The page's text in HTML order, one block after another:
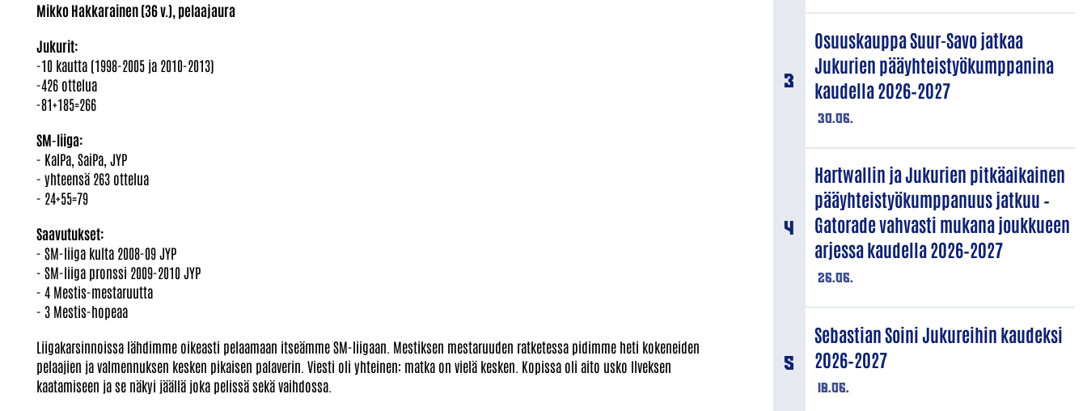
Mikko Hakkarainen (36 v.), pelaajaura
Jukurit:
-10 kautta (1998-2005 ja 2010-2013)
-426 ottelua
-81+185=266
SM-liiga:
- KalPa, SaiPa, JYP
- yhteensä 263 ottelua
- 24+55=79
Saavutukset:
- SM-liiga kulta 2008-09 JYP
- SM-liiga pronssi 2009-2010 JYP
- 4 Mestis-mestaruutta
- 3 Mestis-hopeaa
Liigakarsinnoissa lähdimme oikeasti pelaamaan itseämme SM-liigaan. Mestiksen mestaruuden ratketessa pidimme heti kokeneiden
pelaajien ja valmennuksen kesken pikaisen palaverin. Viesti oli yhteinen: matka on vielä kesken. Kopissa oli aito usko Ilveksen
kaatamiseen ja se näkyi jäällä joka pelissä sekä vaihdossa.
30.06.
Osuuskauppa Suur-Savo jatkaa
Jukurien pääyhteistyökumppanina
kaudella 2026–2027
26.06.
Hartwallin ja Jukurien pitkäaikainen
pääyhteistyökumppanuus jatkuu –
Gatorade vahvasti mukana joukkueen
arjessa kaudella 2026–2027
18.06.
Sebastian Soini Jukureihin kaudeksi
2026–2027